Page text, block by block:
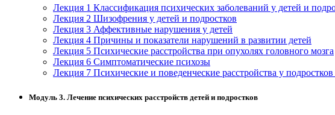
нефтегазовое дело и геодезия
Техника и технологии наземного
транспорта
Лекция 1 Классификация психических заболеваний у детей и
Лекция 2 Шизофрения у детей и подростков
Лекция 3 Аффективные нарушения у детей
Лекция 4 Причины и показатели нарушений в развитии детей
Лекция 5 Психические расстройства при опухолях головного мозга
Лекция 6 Симптоматические психозы
Лекция 7 Психические и поведенческие расстройства у
Модуль 3. Лечение психических расстройств детей и подростков